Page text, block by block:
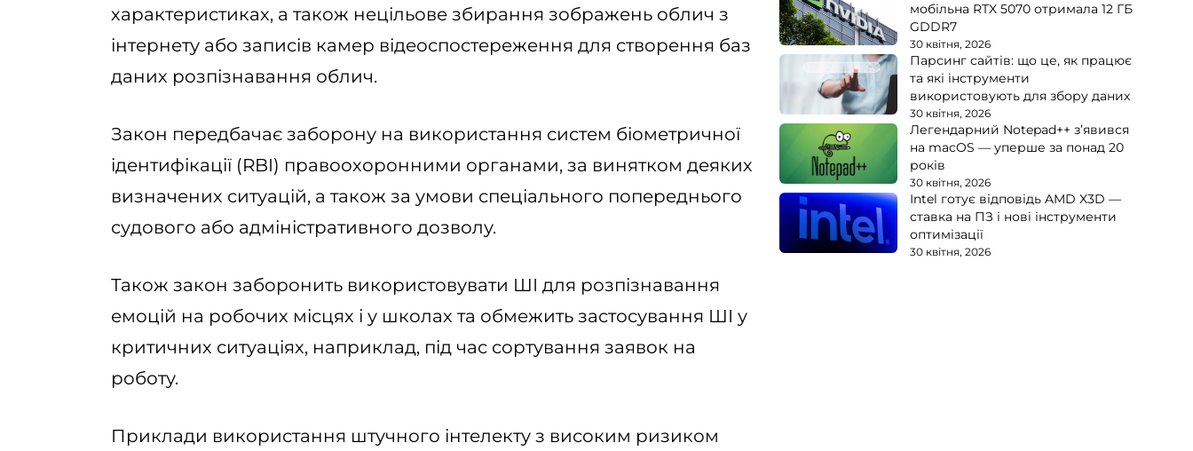
характеристиках, а також нецільове збирання зображень облич з
інтернету або записів камер відеоспостереження для створення баз
даних розпізнавання облич.
Закон передбачає заборону на використання систем біометричної
ідентифікації (RBI) правоохоронними органами, за винятком деяких
визначених ситуацій, а також за умови спеціального попереднього
судового або адміністративного дозволу.
Також закон заборонить використовувати ШІ для розпізнавання
емоцій на робочих місцях і у школах та обмежить застосування ШІ у
критичних ситуаціях, наприклад, під час сортування заявок на
роботу.
Приклади використання штучного інтелекту з високим ризиком
мобільна RTX 5070 отримала 12 ГБ
GDDR7
30 квітня, 2026
Парсинг сайтів: що це, як працює
та які інструменти
використовують для збору даних
30 квітня, 2026
Легендарний Notepad++ з’явився
на macOS — уперше за понад 20
років
30 квітня, 2026
Intel готує відповідь AMD X3D —
ставка на ПЗ і нові інструменти
оптимізації
30 квітня, 2026